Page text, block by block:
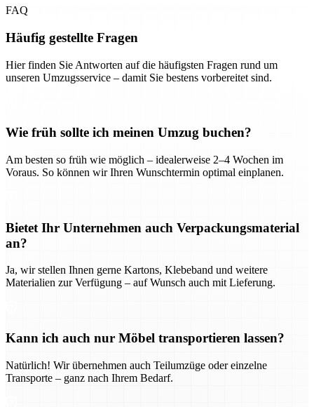
FAQ
Häufig gestellte Fragen
Hier finden Sie Antworten auf die häufigsten Fragen rund um
unseren Umzugsservice – damit Sie bestens vorbereitet sind.
Wie früh sollte ich meinen Umzug buchen?
Am besten so früh wie möglich – idealerweise 2–4 Wochen im
Voraus. So können wir Ihren Wunschtermin optimal einplanen.
Bietet Ihr Unternehmen auch Verpackungsmaterial
an?
Ja, wir stellen Ihnen gerne Kartons, Klebeband und weitere
Materialien zur Verfügung – auf Wunsch auch mit Lieferung.
Kann ich auch nur Möbel transportieren lassen?
Natürlich! Wir übernehmen auch Teilumzüge oder einzelne
Transporte – ganz nach Ihrem Bedarf.